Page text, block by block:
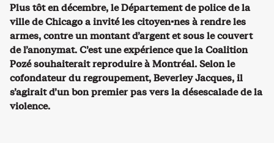
Plus tôt en décembre, le Département de police de la
ville de Chicago a invité les citoyen·nes à rendre les
armes, contre un montant d’argent et sous le couvert
de l’anonymat. C’est une expérience que la Coalition
Pozé souhaiterait reproduire à Montréal. Selon le
cofondateur du regroupement, Beverley Jacques, il
s’agirait d’un bon premier pas vers la désescalade de la
violence.